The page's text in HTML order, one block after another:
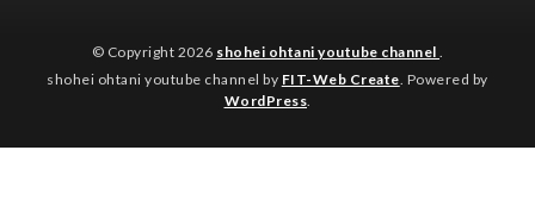
© Copyright 2026 shohei ohtani youtube channel
shohei ohtani youtube channel by FIT-Web Create . Powered by
WordPress